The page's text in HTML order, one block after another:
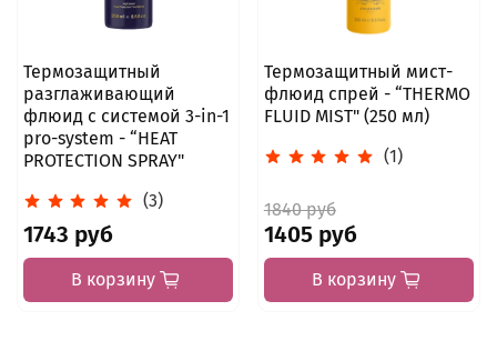
Термозащитный
разглаживающий
флюид с системой 3-in-1
pro-system - “HEAT
PROTECTION SPRAY"
(3)
1743 руб
В корзину
Термозащитный мист-
флюид спрей - “THERMO
FLUID MIST" (250 мл)
(1)
1840 руб
1405 руб
В корзину